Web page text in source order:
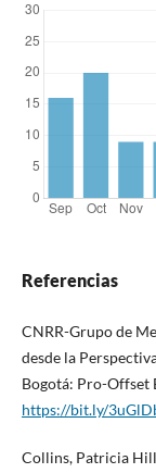
Referencias
CNRR-Grupo de
desde la
Bogotá: Pro-Offset
https://bit.ly/
Collins, Patricia Hill